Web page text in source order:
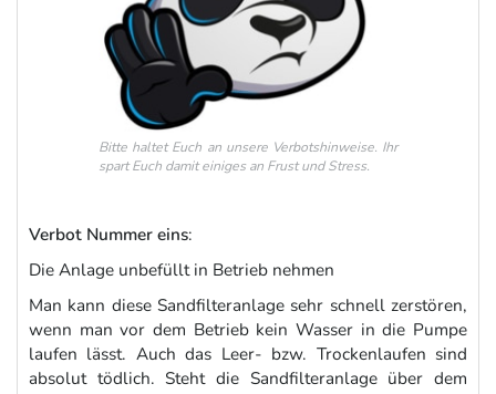
Bitte haltet Euch an unsere Verbotshinweise. Ihr
spart Euch damit einiges an Frust und Stress.
Verbot Nummer eins:
Die Anlage unbefüllt in Betrieb nehmen
Man kann diese Sandfilteranlage sehr schnell zerstören,
wenn man vor dem Betrieb kein Wasser in die Pumpe
laufen lässt. Auch das Leer- bzw. Trockenlaufen sind
absolut tödlich. Steht die Sandfilteranlage über dem